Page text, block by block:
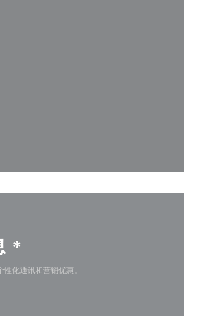
*
化通讯和营销优惠。